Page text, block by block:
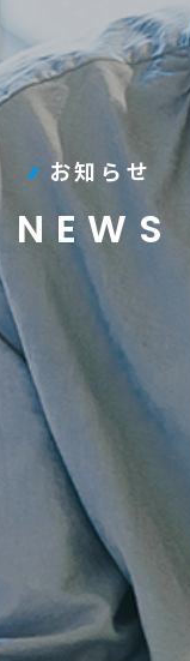
お知らせ
NEWS